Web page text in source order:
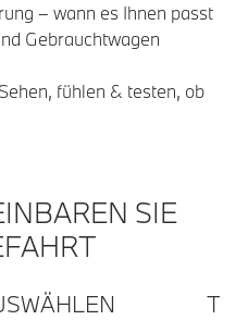
– wann es Ihnen passt
Gebrauchtwagen
fühlen & testen, ob
SIE